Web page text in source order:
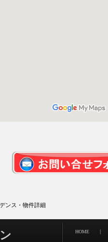
ンス・物件詳細
HOME |